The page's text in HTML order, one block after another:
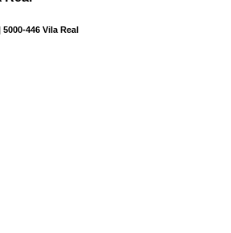
446 Vila Real